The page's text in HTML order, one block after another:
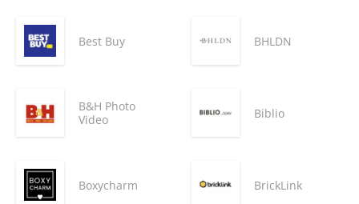
Best Buy BHLDN
B&H Photo
Video
Biblio
Boxycharm BrickLink